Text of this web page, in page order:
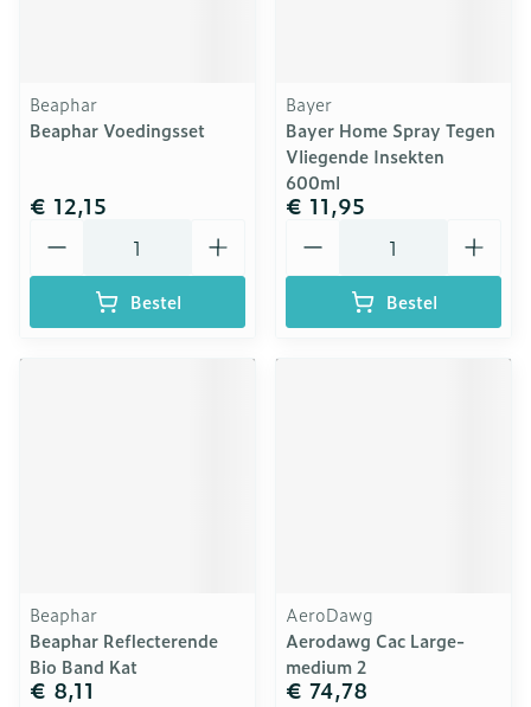
Beaphar
Beaphar Voedingsset
€ 12,15
Bestel
Bayer
Bayer Home Spray Tegen
Vliegende Insekten
600ml
€ 11,95
Bestel
Beaphar
Beaphar Reflecterende
Bio Band Kat
€ 8,11
AeroDawg
Aerodawg Cac Large-
medium 2
€ 74,78